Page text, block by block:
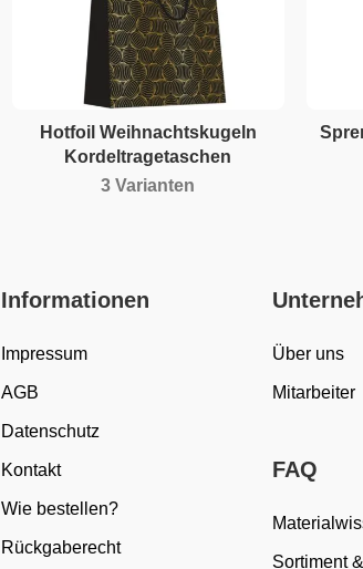
Hotfoil Weihnachtskugeln
Kordeltragetaschen
3 Varianten
Informationen
Impressum
AGB
Datenschutz
Kontakt
Wie bestellen?
Rückgaberecht
Über uns
Mitarbeiter
FAQ
Sortiment